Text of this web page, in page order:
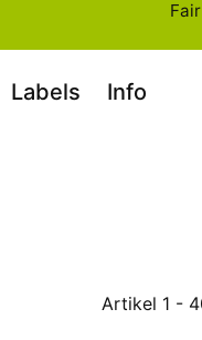
Labels Info
Artikel 1 -